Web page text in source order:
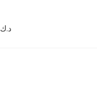
د.ك